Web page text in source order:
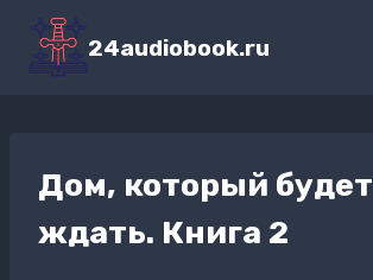
Перейти
содержимому
24audiobook.ru
Дом, который будет
ждать. Книга 2